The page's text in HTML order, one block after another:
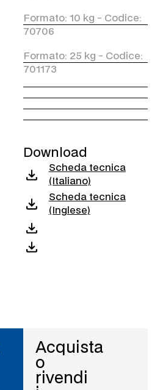
Formato: 10 kg - Codice:
70706
Formato: 25 kg - Codice:
701173
Download
Scheda tecnica
(Italiano)
Scheda tecnica
(Inglese)
Acquista
o
rivendi